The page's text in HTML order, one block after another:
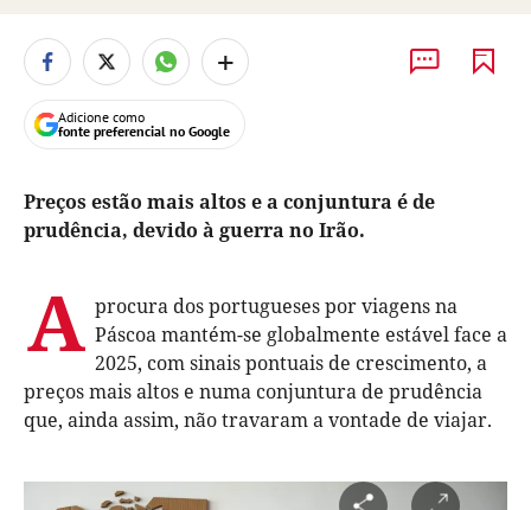
+
Adicione como
fonte preferencial no Google
Preços estão mais altos e a conjuntura é de
prudência, devido à guerra no Irão.
A procura dos portugueses por viagens na
Páscoa mantém-se globalmente estável face a
2025, com sinais pontuais de crescimento, a
preços mais altos e numa conjuntura de prudência
que, ainda assim, não travaram a vontade de viajar.